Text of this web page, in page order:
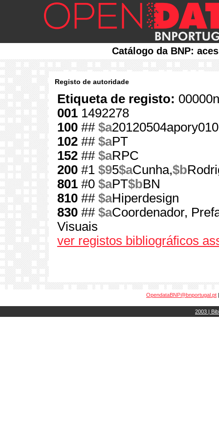
Catálogo da BNP:
Registo de autoridade
Etiqueta de registo:
001 1492278
100 ## $a
102 ## $aPT
152 ## $aRPC
200 #1 $95$aCunha,$b
801 #0 $aPT$bBN
810 ## $aHiperdesign
830 ## $aCoordenador,
Visuais
ver registos bibliográficos
OpendataBNP@bnportugal.pt
2003 |